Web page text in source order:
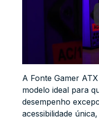
A Fonte Gamer
modelo ideal para
desempenho
acessibilidade